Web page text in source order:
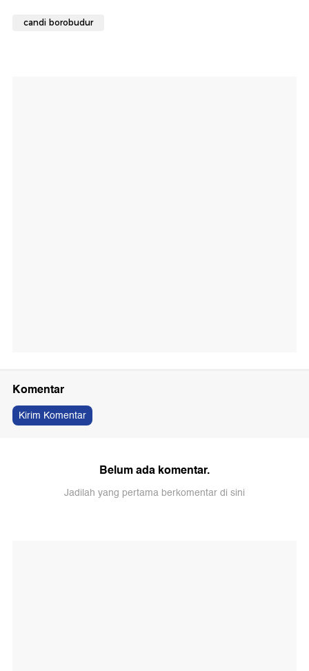
candi borobudur
Komentar
Kirim Komentar
Belum ada komentar.
Jadilah yang pertama berkomentar di sini